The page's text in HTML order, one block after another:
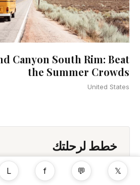
Canyon South Rim: Beat
the Summer Crowds
United States
خطط لرحلتك
خطط لرحلة إلى الولايات المتحدة 𝕏
💬
f
L